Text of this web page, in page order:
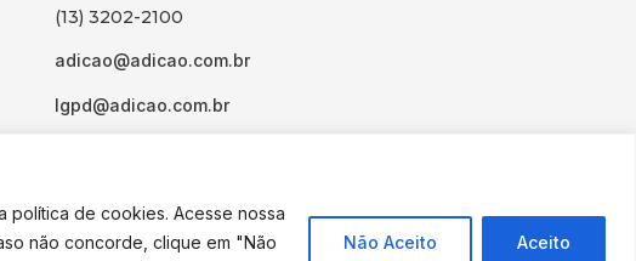
política de cookies. Acesse nossa
não concorde, clique em "Não
Não Aceito Aceito
(13) 3202-2100
adicao@adicao.com.br
lgpd@adicao.com.br